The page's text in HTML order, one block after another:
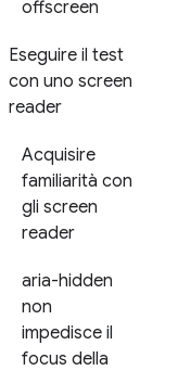
offscreen
Eseguire il test
con uno screen
reader
Acquisire
familiarità con
gli screen
reader
aria-hidden
non
impedisce il
focus della